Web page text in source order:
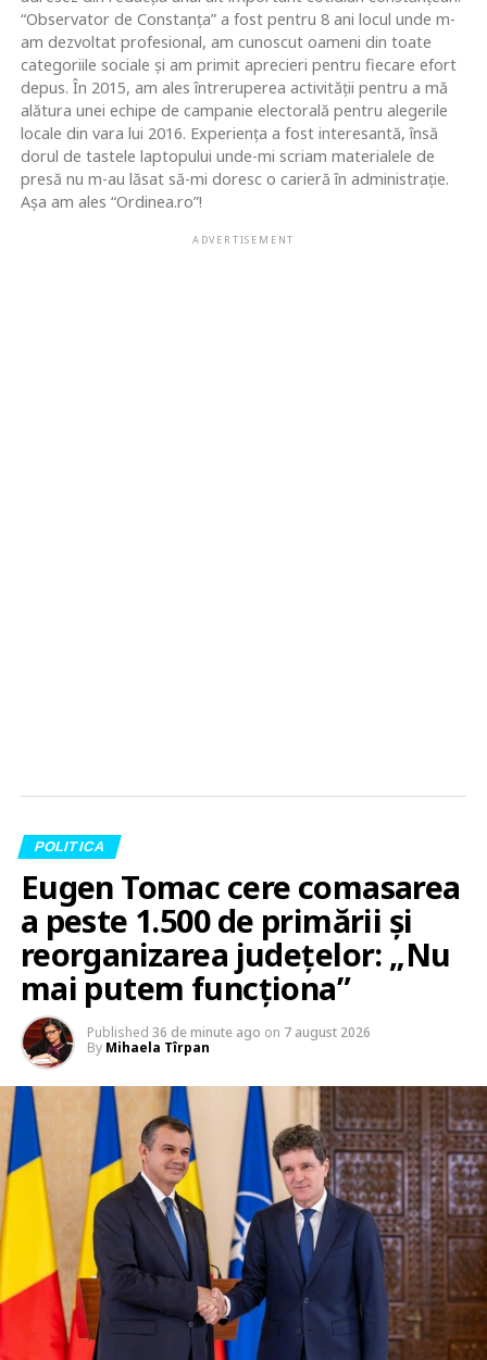
“Observator de Constanța” a fost pentru 8 ani locul unde m-
am dezvoltat profesional, am cunoscut oameni din toate
categoriile sociale și am primit aprecieri pentru fiecare efort
depus. În 2015, am ales întreruperea activității pentru a mă
alătura unei echipe de campanie electorală pentru alegerile
locale din vara lui 2016. Experiența a fost interesantă, însă
dorul de tastele laptopului unde-mi scriam materialele de
presă nu m-au lăsat să-mi doresc o carieră în administrație.
Așa am ales “Ordinea.ro”!
ADVERTISEMENT
POLITICA
Eugen Tomac cere comasarea
a peste 1.500 de primării și
reorganizarea județelor: „Nu
mai putem funcționa”
Published 36 de minute ago on 7 august 2026
By Mihaela Tîrpan